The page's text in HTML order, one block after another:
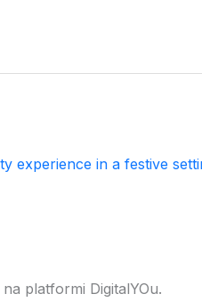
platformi DigitalYOu.